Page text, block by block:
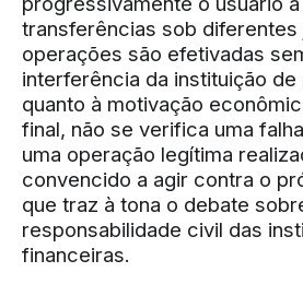
transferências sob
operações são efetivadas
interferência da instituição de
quanto à motivação
final, não se verifica uma
uma operação legítima
convencido a agir contra o
que traz à tona o debate
responsabilidade civil das
financeiras.